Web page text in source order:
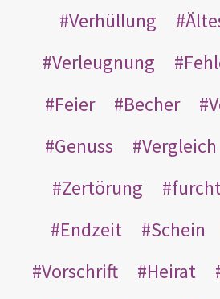
Verhüllung
Verleugnung
Feier
Becher
Genuss
Vergleich
Zertörung
Endzeit
Schein
Vorschrift
Heirat